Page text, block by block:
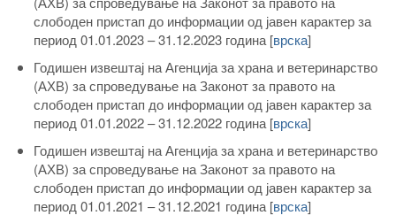
слободен пристап до информации од јавен карактер за
период 01.01.2023 – 31.12.2023 година [врска]
Годишен извештај на Агенција за храна и ветеринарство
(АХВ) за спроведување на Законот за правото на
слободен пристап до информации од јавен карактер за
период 01.01.2022 – 31.12.2022 година[врска]
Годишен извештај на Агенција за храна и ветеринарство
(АХВ) за спроведување на Законот за правото на
слободен пристап до информации од јавен карактер за
период 01.01.2021 – 31.12.2021 година[врска]